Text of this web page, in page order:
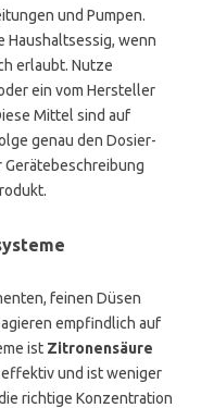
und Pumpen.
Haushaltsessig, wenn
erlaubt. Nutze
ein vom Hersteller
Mittel sind auf
genau den Dosier-
feinen Düsen
empfindlich auf
ist Zitronensäure
effektiv und ist weniger
richtige Konzentration